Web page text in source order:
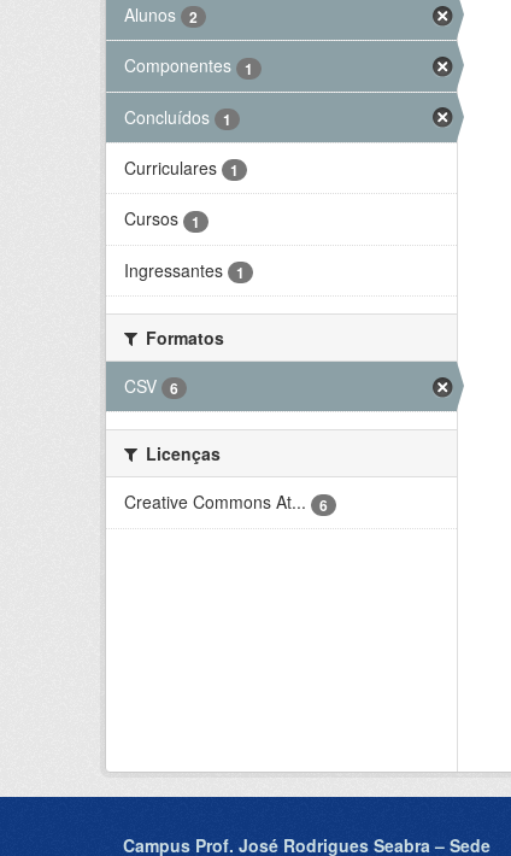
Alunos 2
Componentes 1
Concluídos 1
Curriculares 1
Cursos 1
Ingressantes 1
Formatos
CSV
6
Licenças
Creative Commons At...
6
Campus Prof. José Rodrigues Seabra – Sede